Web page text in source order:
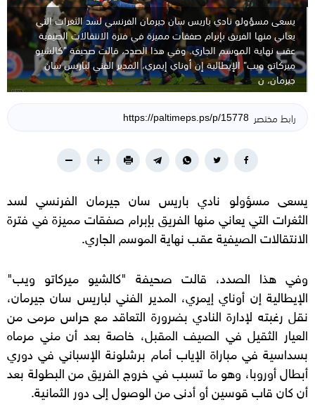
يسعى مسؤولو نادي باريس سان جيرمان الفرنسي لسد الثغرات التي
يعاني منها الفريق بإبرام صفقات مميزة في فترة الانتقالات الصيفية
عقب نهاية الموسم الجاري. وفي هذا الصدد، قالت صحيفة "كالشيو
ميركاتو ويب" الإيطالية إن أوناي إيمري، المدير الفني لباريس سان
جيرمان، ن
رابط مختصر
يسعى مسؤولو نادي باريس سان جيرمان الفرنسي لسد
الثغرات التي يعاني منها الفريق بإبرام صفقات مميزة في فترة
الانتقالات الصيفية عقب نهاية الموسم الجاري.
وفي هذا الصدد، قالت صحيفة "كالشيو ميركاتو ويب"
الإيطالية إن أوناي إيمري، المدير الفني لباريس سان جيرمان،
نقل رغبته لإدارة النادي بضرورة التعاقد مع حراس مرمى من
العيار الثقيل في الصيف المقبل، خاصة بعد أن مني مرماه
بسداسية في مباراة الإياب أمام برشلونة الإسباني في دوري
أبطال أوروبا، وهو ما تسبب في خروج الفريق من البطولة بعد
أن كان قاب قوسين أو أدنى من الوصول إلى دور الثمانية.